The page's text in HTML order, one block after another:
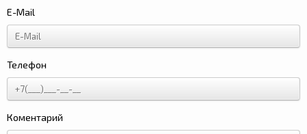
E-Mail
Телефон
Коментарий